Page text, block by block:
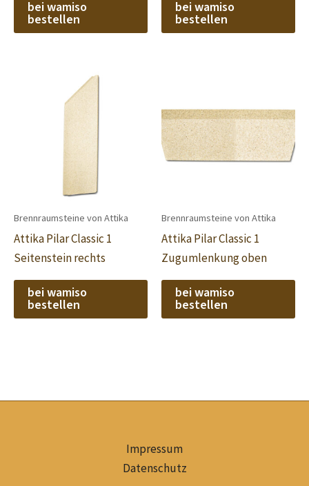
bei wamiso
bestellen
bei wamiso
bestellen
Brennraumsteine von Attika
Attika Pilar Classic 1
Seitenstein rechts
bei wamiso
bestellen
Brennraumsteine von Attika
Attika Pilar Classic 1
Zugumlenkung oben
bei wamiso
bestellen
Impressum
Datenschutz